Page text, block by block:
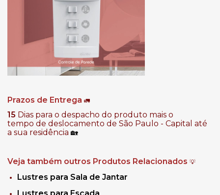
Prazos de Entrega 🚛
15 Dias para o despacho do produto mais o
tempo de deslocamento de São Paulo - Capital até
a sua residência 🏡
Veja também outros Produtos Relacionados 💡
Lustres para Sala de Jantar